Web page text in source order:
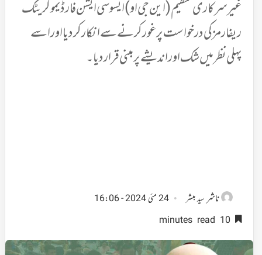
غیرسرکاری تنظیم ( این جی او ) ایسوسی ایشن فار ڈیموکریٹک
ریفارمز کی درخواست پر غور کرنے سے انکار کر دیا اور اسے
پہلی نظر میں شک اور اندیشے پر مبنی قرار دیا۔
ناشرسید مبشر
24 مئی 2024 - 16:06